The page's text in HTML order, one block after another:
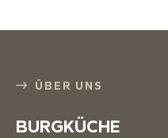
ÜBER UNS
BURGKÜCHE